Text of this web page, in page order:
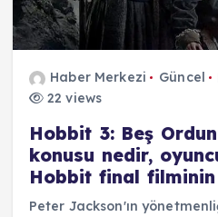
Haber Merkezi Güncel
22 views
Hobbit 3: Beş
konusu nedir,
Hobbit final
Peter Jackson'ın